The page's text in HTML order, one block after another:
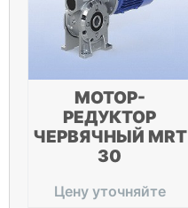
МОТОР-
РЕДУКТОР
ЧЕРВЯЧНЫЙ MRT
30
Цену уточняйте